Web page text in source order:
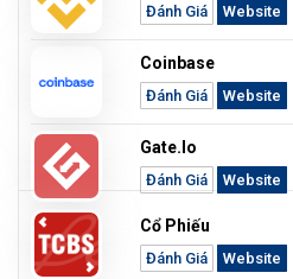
Đánh Giá Website
Coinbase
Đánh Giá Website
Gate.io
Đánh Giá Website
Cổ Phiếu
Đánh Giá Website